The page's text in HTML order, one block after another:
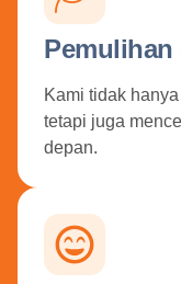
Pemulihan
Kami tidak
tetapi juga
depan.